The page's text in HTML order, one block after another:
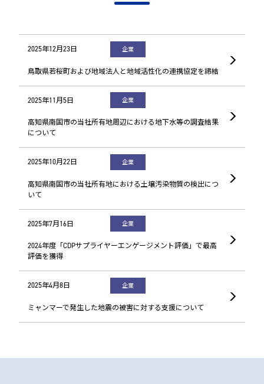
2025年12月23日 企業
鳥取県若桜町および地域法人と地域活性化の連携協定を締結
2025年11月5日 企業
高知県南国市の当社所有地周辺における地下水等の調査結果
について
2025年10月22日 企業
高知県南国市の当社所有地における土壌汚染物質の検出につ
いて
2025年7月16日 企業
2024年度「CDPサプライヤーエンゲージメント評価」で最高
評価を獲得
2025年4月8日 企業
ミャンマーで発生した地震の被害に対する支援について